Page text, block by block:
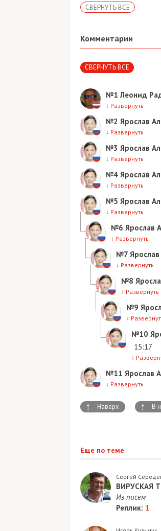
СВЕРНУТЬ ВСЕ
Комментарии
СВЕРНУТЬ ВСЕ
№1 Леонид
↓ Развернуть
№2 Ярослав
↓ Развернуть
№3 Ярослав
↓ Развернуть
№4 Ярослав
↓ Развернуть
№5 Ярослав
↓ Развернуть
№6 Ярослав
↓ Развернуть
№7
↓ Развернуть
№8
↓ Развернуть
№9
↓
№10
15:17
↓
№11 Ярослав
↓ Развернуть
↑ Наверх ↑ В
Еще по теме
Сергей
ВИРУСКАЯ
Из писем
Реплик: 1